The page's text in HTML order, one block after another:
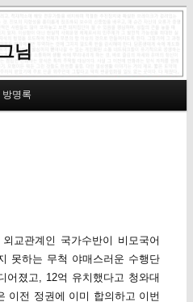
님
방명록
교관계인 국가수반이 비모국어
못하는 무척 야매스러운 수행단
어졌고, 12억 유치했다고 청와대
이전 정권에 이미 합의하고 이번